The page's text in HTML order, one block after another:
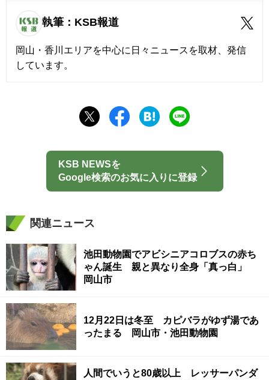
執筆：KSB報道
岡山・香川エリアを中心に日々ニュースを取材、発信
しています。
KSB NEWSを
Google検索のお気に入りに登録
関連ニュース
池田動物園でアビシニアコロブスの赤ち
ゃん誕生 親と異なり全身「真っ白」
岡山市
12月22日は冬至 カピバラがゆず湯であ
ったまる 岡山市・池田動物園
人間でいうと80歳以上 レッサーパンダ